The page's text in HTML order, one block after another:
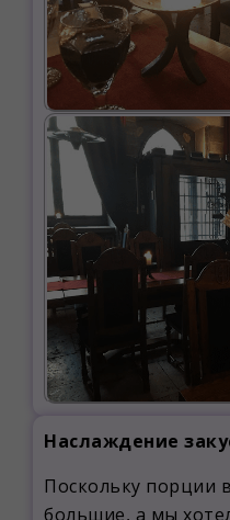
Наслаждение
Поскольку порции
большие, а мы